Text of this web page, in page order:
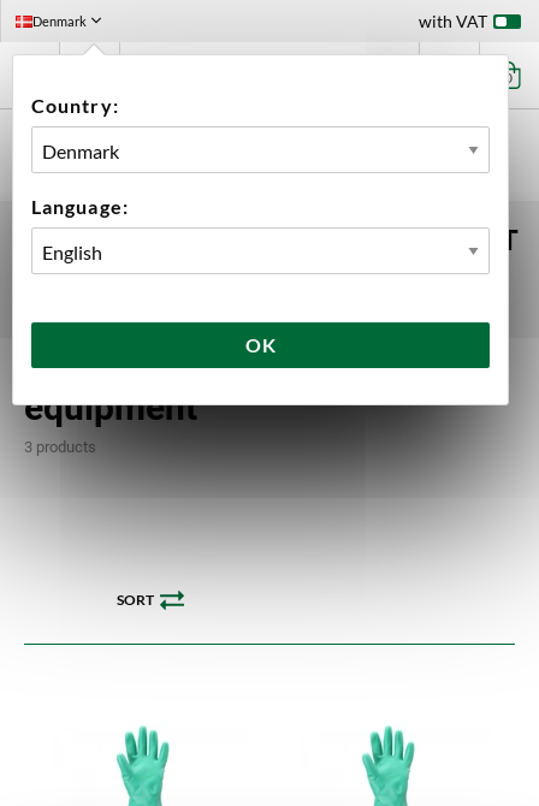
Denmark
Country:
Language:
OK
with VAT
0
PERSONAL PROTECTIVE EQUIPMENT
PERSONAL PROTECTIVE EQUIPMENT
Personal protective
equipment
3 products
SORT